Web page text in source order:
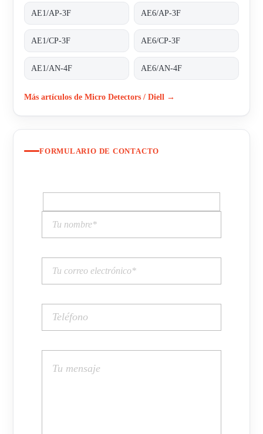
AE1/AP-3F AE6/AP-3F
AE1/CP-3F AE6/CP-3F
AE1/AN-4F AE6/AN-4F
Más artículos de Micro Detectors / Diell →
FORMULARIO DE CONTACTO